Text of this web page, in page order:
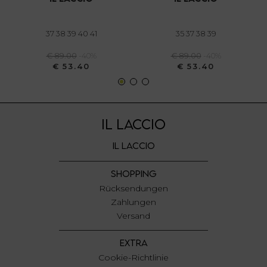
annunci, per fornire funzionalità dei social media e per
informazioni sul modo in cui utilizza il nostro sito con i
pubblicità e social media, i quali potrebbero combinarle
con altre informazioni che ha fornito loro o che hanno
37 38 39 40 41
€ 89.00
-40%
€ 53.40
35 37 38 39
€ 89.00
-40%
€ 53.40
IL LACCIO
IL LACCIO
SHOPPING
Rücksendungen
Zahlungen
Versand
EXTRA
Cookie-Richtlinie